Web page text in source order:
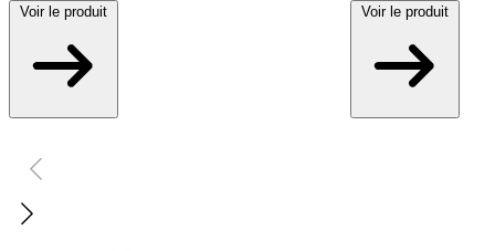
Voir le produit Voir le produit